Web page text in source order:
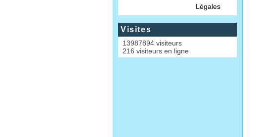
Légales
Visites
13987894 visiteurs
216 visiteurs en ligne